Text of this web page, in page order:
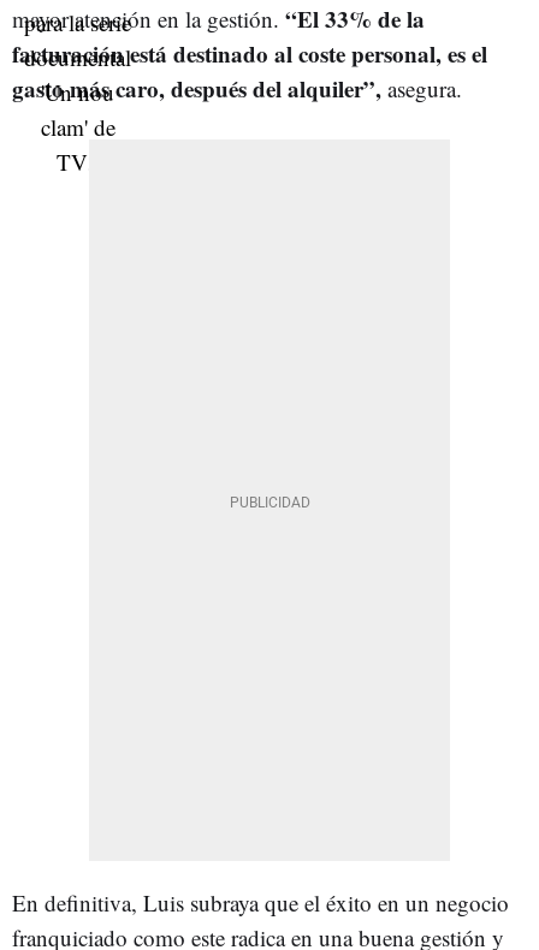
mayor atención en la gestión. “El 33% de la
facturación está destinado al coste personal, es el
gasto más caro, después del alquiler”, asegura.
En definitiva, Luis subraya que el éxito en un negocio
franquiciado como este radica en una buena gestión y